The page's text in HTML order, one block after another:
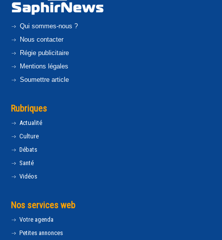
Qui sommes-nous ?
Nous contacter
Régie publicitaire
Mentions légales
Soumettre article
Rubriques
Actualité
Culture
Débats
Santé
Vidéos
Nos services web
Votre agenda
Petites annonces